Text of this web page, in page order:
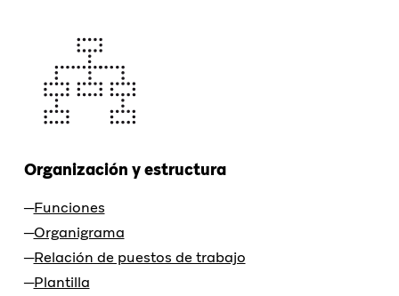
Organización y estructura
Funciones
Organigrama
Relación de puestos de trabajo
Plantilla